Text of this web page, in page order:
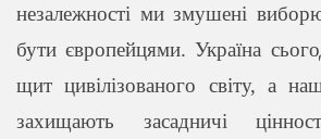
незалежності ми змушені
бути європейцями. Україна
щит цивілізованого світу, а
захищають засадничі